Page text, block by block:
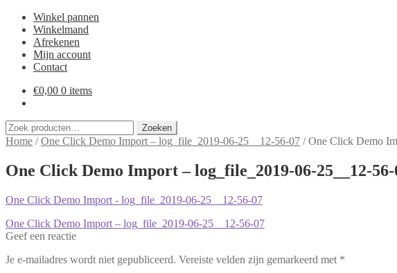
Winkel pannen
Winkelmand
Afrekenen
Mijn account
Contact
€0,00 0 items
Zoeken
naar:
Zoeken
Home /One Click Demo Import – log_file_2019-06-25__12-56-07 /One Click Demo
One Click Demo Import – log_file_2019-06-25__12-56-
One Click Demo Import - log_file_2019-06-25__12-56-07
Bericht
navigatie
Vorig
bericht:
One Click Demo Import – log_file_2019-06-25__12-56-07
Geef een reactie
Je e-mailadres wordt niet gepubliceerd. Vereiste velden zijn gemarkeerd met *